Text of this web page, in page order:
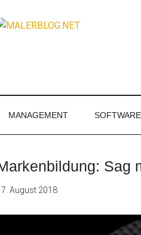
Stuckateure
MANAGEMENT
Sag
August 2018